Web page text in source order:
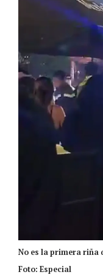
No es la primera riña
Foto: Especial